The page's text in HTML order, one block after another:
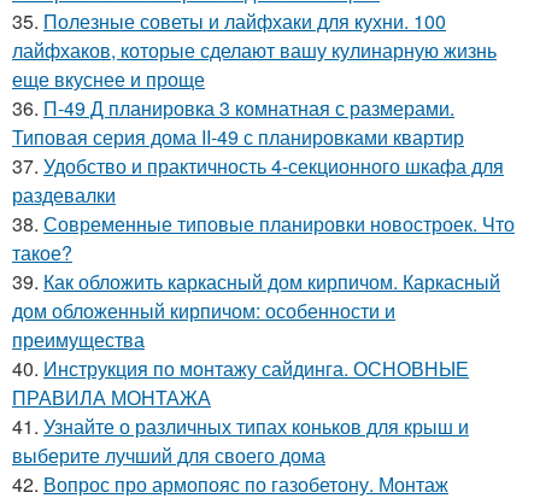
35. Полезные советы и лайфхаки для кухни. 100
лайфхаков, которые сделают вашу кулинарную жизнь
еще вкуснее и проще
36. П-49 Д планировка 3 комнатная с размерами.
Типовая серия дома II-49 с планировками квартир
37. Удобство и практичность 4-секционного шкафа для
раздевалки
38. Современные типовые планировки новостроек. Что
такое?
39. Как обложить каркасный дом кирпичом. Каркасный
дом обложенный кирпичом: особенности и
преимущества
40. Инструкция по монтажу сайдинга. ОСНОВНЫЕ
ПРАВИЛА МОНТАЖА
41. Узнайте о различных типах коньков для крыш и
выберите лучший для своего дома
42. Вопрос про армопояс по газобетону. Монтаж